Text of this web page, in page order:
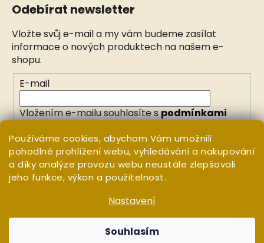
Používáme cookies, abychom Vám umožnili
pohodlné prohlížení webu, vyhledávání a nakupování
a díky analýze provozu webu neustále zlepšovali
jeho funkce, výkon a použitelnost.
Nastavení
Souhlasím
Odebírat newsletter
Vložte svůj e-mail a my vám budeme zasílat
informace o nových produktech na našem e-
shopu.
E-mail
Vložením e-mailu souhlasíte spodmínkami
PŘIHLÁSIT SE
Vytvořil Shoptet
WHITE ORCHID